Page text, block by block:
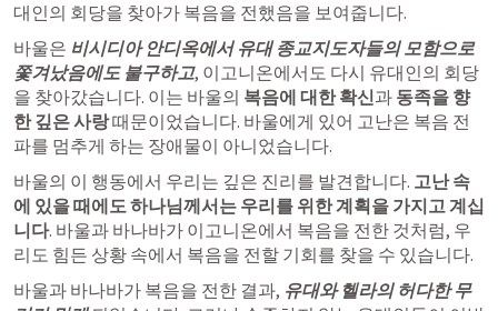
대인의 회당을 찾아가 복음을 전했음을 보여줍니다.
바울은 비시디아 안디옥에서 유대 종교지도자들의 모함으로
쫓겨났음에도 불구하고, 이고니온에서도 다시 유대인의 회당
을 찾아갔습니다. 이는 바울의 복음에 대한 확신과 동족을 향
한 깊은 사랑 때문이었습니다. 바울에게 있어 고난은 복음 전
파를 멈추게 하는 장애물이 아니었습니다.
바울의 이 행동에서 우리는 깊은 진리를 발견합니다. 고난 속
에 있을 때에도 하나님께서는 우리를 위한 계획을 가지고 계십
니다. 바울과 바나바가 이고니온에서 복음을 전한 것처럼, 우
리도 힘든 상황 속에서 복음을 전할 기회를 찾을 수 있습니다.
바울과 바나바가 복음을 전한 결과, 유대와 헬라의 허다한 무